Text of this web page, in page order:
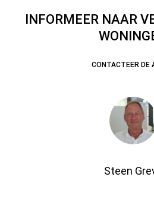
INFORMEER NAAR
CONTACTEER DE
Steen